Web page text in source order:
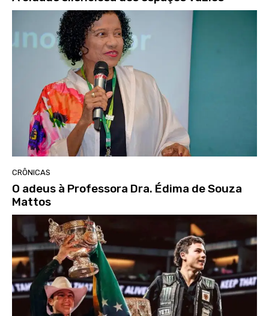
CRÔNICAS
O adeus à Professora Dra. Édima de Souza
Mattos